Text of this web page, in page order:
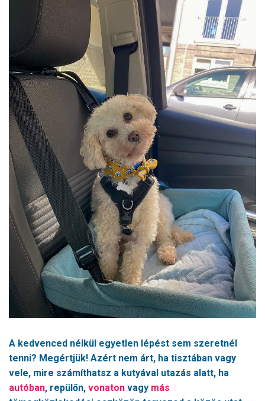
A kedvenced nélkül egyetlen lépést sem szeretnél
tenni? Megértjük! Azért nem árt, ha tisztában vagy
vele, mire számíthatsz a kutyával utazás alatt, ha
autóban, repülőn, vonaton vagy más